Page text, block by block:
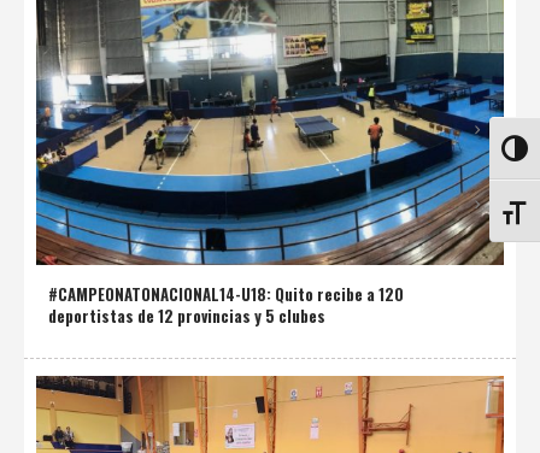
#CAMPEONATONACIONAL14-U18: Quito recibe a 120
deportistas de 12 provincias y 5 clubes